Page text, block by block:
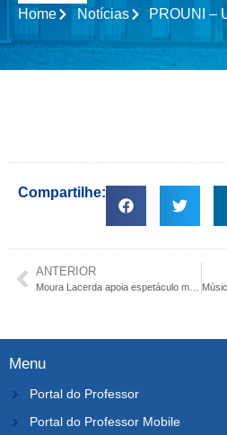
Home Notícias PROUNI –
Compartilhe:
ANTERIOR
Menu
Portal do Professor
Portal do Professor Mobile